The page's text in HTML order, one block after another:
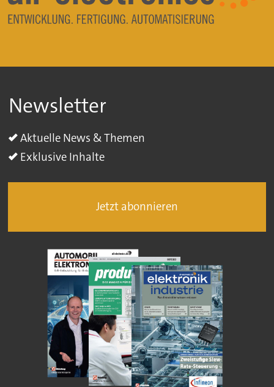
Newsletter
Aktuelle News & Themen
Exklusive Inhalte
Jetzt abonnieren